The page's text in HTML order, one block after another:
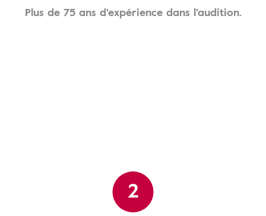
Plus de 75 ans d'expérience dans l'audition.
2